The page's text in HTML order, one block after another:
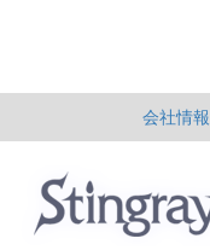
会社情報